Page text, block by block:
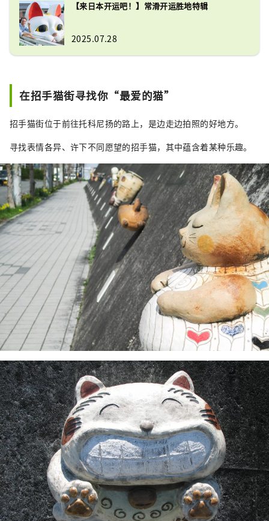
【来日本开运吧！】常滑开运胜地特辑
2025.07.28
在招手猫街寻找你“最爱的猫”
招手猫街位于前往托科尼扬的路上，是边走边拍照的好地方。
寻找表情各异、许下不同愿望的招手猫，其中蕴含着某种乐趣。